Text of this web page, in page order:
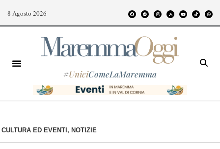
8 Agosto 2026
#UniciComeLaMaremma
CULTURA ED EVENTI , NOTIZIE